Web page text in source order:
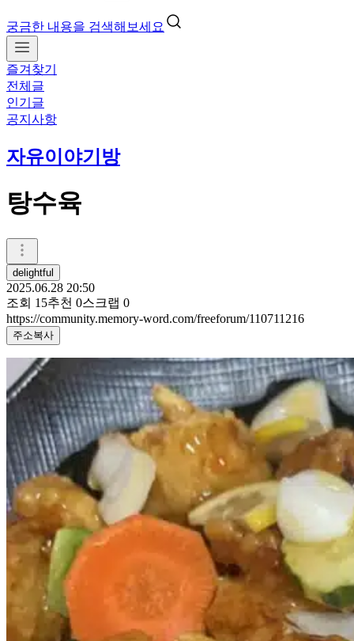
궁금한 내용을 검색해보세요
즐겨찾기
전체글
인기글
공지사항
자유이야기방
탕수육
delightful
2025.06.28 20:50
조회 15추천 0스크랩 0
https://community.memory-word.com/freeforum/110711216
주소복사